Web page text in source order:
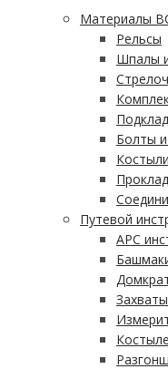
Материалы
Рельсы
Шпалы
Болты и
Путевой
АРС